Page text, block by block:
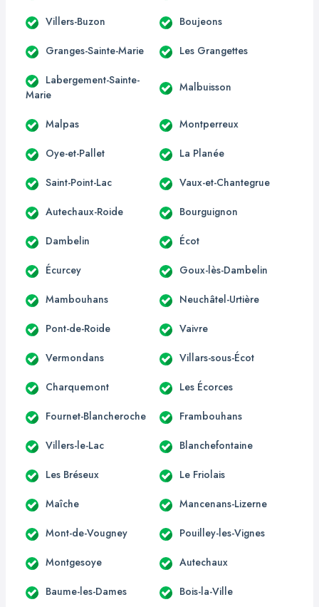
Villers-Buzon Boujeons
Granges-Sainte-Marie Les Grangettes
Labergement-Sainte-
Marie
Malbuisson
Malpas Montperreux
Oye-et-Pallet La Planée
Saint-Point-Lac Vaux-et-Chantegrue
Autechaux-Roide Bourguignon
Dambelin Écot
Écurcey Goux-lès-Dambelin
Mambouhans Neuchâtel-Urtière
Pont-de-Roide Vaivre
Vermondans Villars-sous-Écot
Charquemont Les Écorces
Fournet-Blancheroche Frambouhans
Villers-le-Lac Blanchefontaine
Les Bréseux Le Friolais
Maîche Mancenans-Lizerne
Mont-de-Vougney Pouilley-les-Vignes
Montgesoye Autechaux
Baume-les-Dames Bois-la-Ville